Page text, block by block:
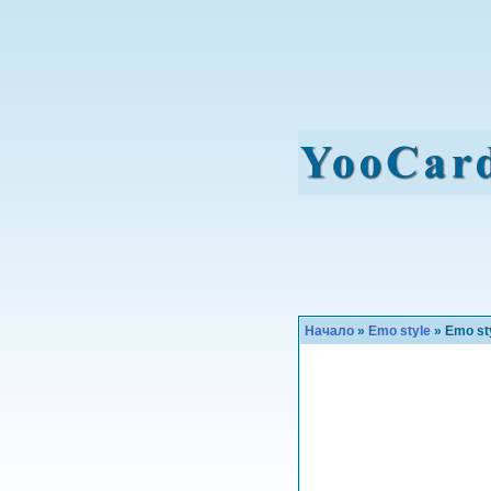
Начало » Emo style » Emo